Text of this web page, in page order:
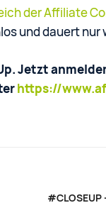
der Affiliate
und dauert nur
Jetzt
https://
#CLOSEUP